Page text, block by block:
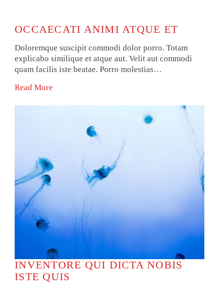
OCCAECATI ANIMI ATQUE ET
Doloremque suscipit commodi dolor porro. Totam
explicabo similique et atque aut. Velit aut commodi
quam facilis iste beatae. Porro molestias…
Read More
INVENTORE QUI DICTA NOBIS
ISTE QUIS